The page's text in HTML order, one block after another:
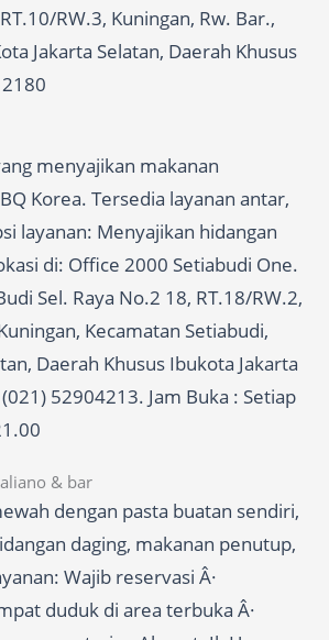
RW.3, Kuningan, Rw. Bar.,
Jakarta Selatan, Daerah Khusus
menyajikan makanan
Korea. Tersedia layanan antar,
layanan: Menyajikan hidangan
di: Office 2000 Setiabudi One.
Sel. Raya No.2 18, RT.18/RW.2,
Kecamatan Setiabudi,
Daerah Khusus Ibukota Jakarta
52904213. Jam Buka : Setiap
& bar
dengan pasta buatan sendiri,
daging, makanan penutup,
Wajib reservasi Â·
duduk di area terbuka Â·